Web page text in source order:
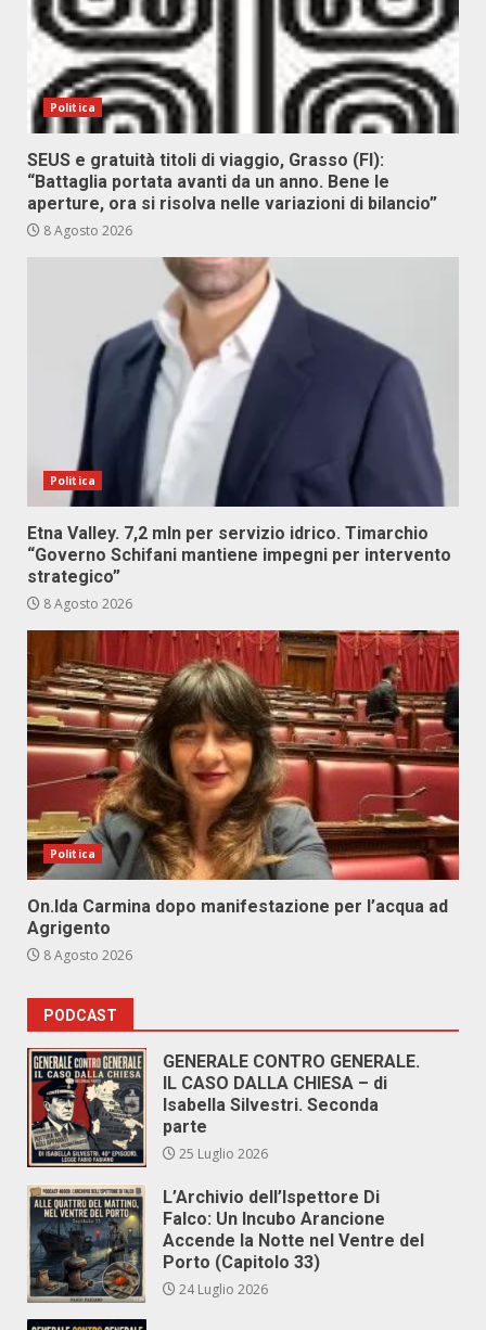
Politica
SEUS e gratuità titoli di viaggio, Grasso (FI):
“Battaglia portata avanti da un anno. Bene le
aperture, ora si risolva nelle variazioni di bilancio”
8 Agosto 2026
Politica
Etna Valley. 7,2 mln per servizio idrico. Timarchio
“Governo Schifani mantiene impegni per intervento
strategico”
8 Agosto 2026
Politica
On.Ida Carmina dopo manifestazione per l’acqua ad
Agrigento
8 Agosto 2026
PODCAST
GENERALE CONTRO GENERALE.
IL CASO DALLA CHIESA – di
Isabella Silvestri. Seconda
parte
25 Luglio 2026
L’Archivio dell’Ispettore Di
Falco: Un Incubo Arancione
Accende la Notte nel Ventre del
Porto (Capitolo 33)
24 Luglio 2026